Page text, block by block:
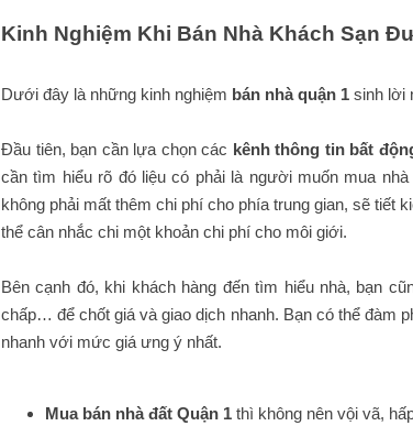
Kinh Nghiệm Khi Bán Nhà Khách Sạn
Dưới đây là những kinh nghiệm bán nhà quận 1 sinh lời
Đầu tiên, bạn cần lựa chọn các kênh thông tin bất
cần tìm hiểu rõ đó liệu có phải là người muốn mua
không phải mất thêm chi phí cho phía trung gian, sẽ tiết
thể cân nhắc chi một khoản chi phí cho môi giới.
Bên cạnh đó, khi khách hàng đến tìm hiểu nhà, bạn
chấp… để chốt giá và giao dịch nhanh. Bạn có thể đàm
nhanh với mức giá ưng ý nhất.
Mua bán nhà đất Quận 1 thì không nên vội vã,